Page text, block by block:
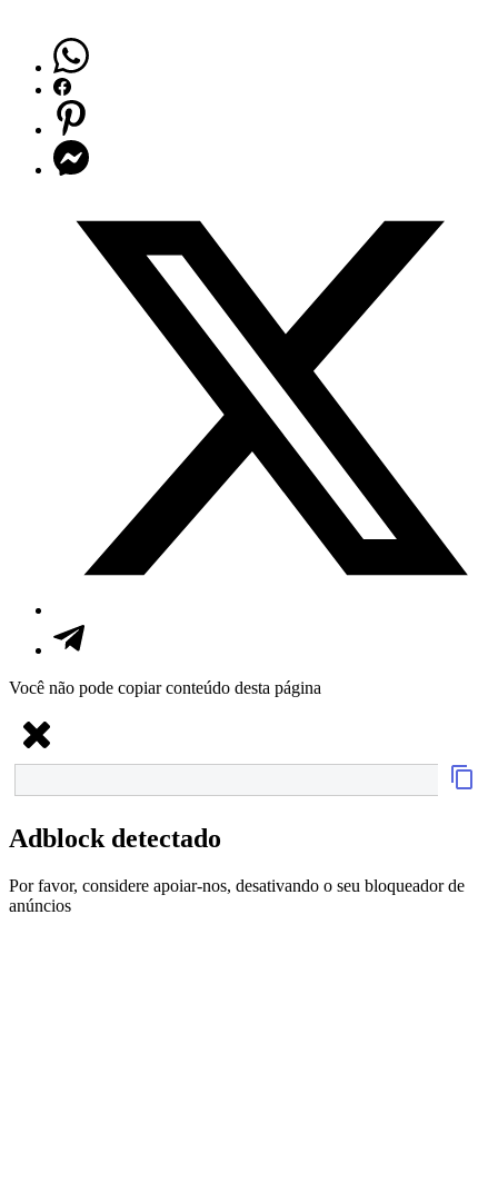
Você não pode copiar conteúdo desta página
Adblock detectado
Por favor, considere apoiar-nos, desativando o seu bloqueador de
anúncios